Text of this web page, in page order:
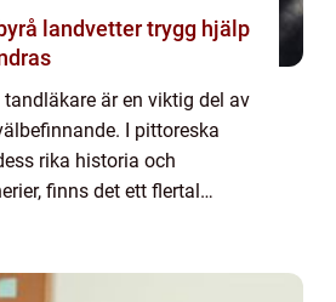
trygg hjälp
är en viktig del av
I pittoreska
rika historia och
finns det ett flertal